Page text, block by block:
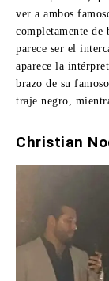
ver a ambos
completamente de
parece ser el
aparece la
brazo de su
traje negro,
Christian